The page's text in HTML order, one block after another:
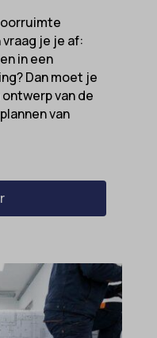
je je af:
in een
Dan moet je
van de
van